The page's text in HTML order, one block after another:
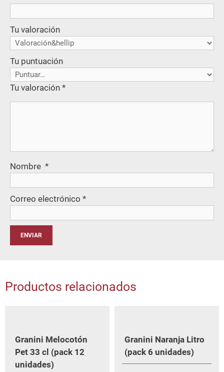
Tu valoración
Tu puntuación
Tu valoración *
Nombre *
Correo electrónico *
Productos relacionados
Granini Melocotón
Pet 33 cl (pack 12
unidades)
Granini Naranja Litro
(pack 6 unidades)